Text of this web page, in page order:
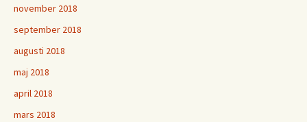
november 2018
september 2018
augusti 2018
maj 2018
april 2018
mars 2018